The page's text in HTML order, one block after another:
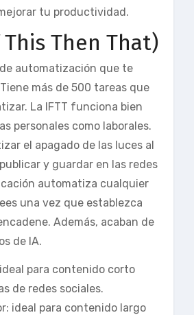
tu productividad.
Then That)
automatización que te
más de 500 tareas que
La IFTT funciona bien
personales como laborales.
el apagado de las luces al
y guardar en las redes
automatiza cualquier
una vez que establezca
Además, acaban de
de IA.
para contenido corto
de redes sociales.
ideal para contenido largo